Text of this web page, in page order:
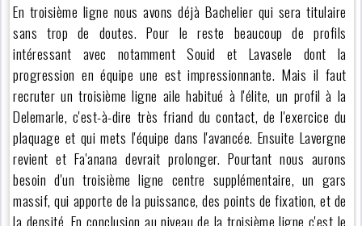
En troisième ligne nous avons déjà Bachelier qui sera titulaire
sans trop de doutes. Pour le reste beaucoup de profils
intéressant avec notamment Souid et Lavasele dont la
progression en équipe une est impressionnante. Mais il faut
recruter un troisième ligne aile habitué à l'élite, un profil à la
Delemarle, c'est-à-dire très friand du contact, de l'exercice du
plaquage et qui mets l'équipe dans l'avancée. Ensuite Lavergne
revient et Fa'anana devrait prolonger. Pourtant nous aurons
besoin d'un troisième ligne centre supplémentaire, un gars
massif, qui apporte de la puissance, des points de fixation, et de
la densité. En conclusion au niveau de la troisième ligne c'est le